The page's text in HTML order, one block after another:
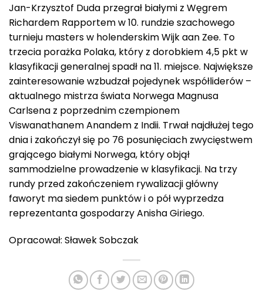
Jan-Krzysztof Duda przegrał białymi z Węgrem
Richardem Rapportem w 10. rundzie szachowego
turnieju masters w holenderskim Wijk aan Zee. To
trzecia porażka Polaka, który z dorobkiem 4,5 pkt w
klasyfikacji generalnej spadł na 11. miejsce. Największe
zainteresowanie wzbudzał pojedynek współliderów –
aktualnego mistrza świata Norwega Magnusa
Carlsena z poprzednim czempionem
Viswanathanem Anandem z Indii. Trwał najdłużej tego
dnia i zakończył się po 76 posunięciach zwycięstwem
grającego białymi Norwega, który objął
sammodzielne prowadzenie w klasyfikacji. Na trzy
rundy przed zakończeniem rywalizacji główny
faworyt ma siedem punktów i o pół wyprzedza
reprezentanta gospodarzy Anisha Giriego.
Opracował: Sławek Sobczak